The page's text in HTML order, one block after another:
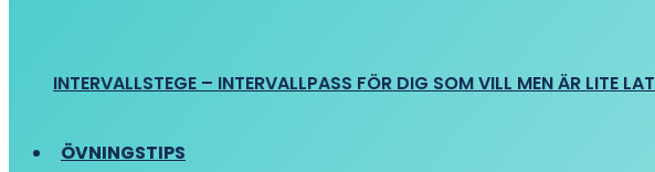
INTERVALLSTEGE – INTERVALLPASS FÖR DIG SOM VILL MEN ÄR LITE LAT
ÖVNINGSTIPS